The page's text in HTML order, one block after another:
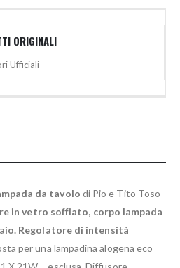
ORIGINALI
Ufficiali
da tavolo di Pio e Tito Toso
in vetro soffiato, corpo lampada
Regolatore di intensità
per una lampadina alogena eco